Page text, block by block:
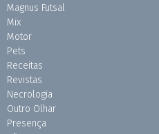
Magnus Futsal
Mix
Motor
Pets
Receitas
Revistas
Necrologia
Outro Olhar
Presença